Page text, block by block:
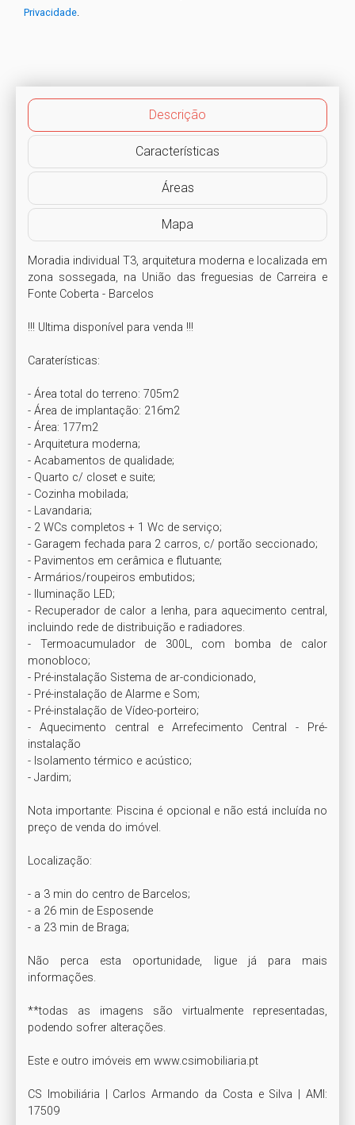
Privacidade
Descrição
Características
Áreas
Mapa
Moradia individual T3, arquitetura moderna e localizada em
zona sossegada, na União das freguesias de Carreira e
Fonte Coberta - Barcelos
!!! Ultima disponível para venda !!!
Caraterísticas:
- Área total do terreno: 705m2
- Área de implantação: 216m2
- Área: 177m2
- Arquitetura moderna;
- Acabamentos de qualidade;
- Quarto c/ closet e suite;
- Cozinha mobilada;
- Lavandaria;
- 2 WCs completos + 1 Wc de serviço;
- Garagem fechada para 2 carros, c/ portão seccionado;
- Pavimentos em cerâmica e flutuante;
- Armários/roupeiros embutidos;
- Iluminação LED;
- Recuperador de calor a lenha, para aquecimento central,
incluindo rede de distribuição e radiadores.
- Termoacumulador de 300L, com bomba de calor
monobloco;
- Pré-instalação Sistema de ar-condicionado,
- Pré-instalação de Alarme e Som;
- Pré-instalação de Vídeo-porteiro;
- Aquecimento central e Arrefecimento Central - Pré-
instalação
- Isolamento térmico e acústico;
- Jardim;
Nota importante: Piscina é opcional e não está incluída no
preço de venda do imóvel.
Localização:
- a 3 min do centro de Barcelos;
- a 26 min de Esposende
- a 23 min de Braga;
Não perca esta oportunidade, ligue já para mais
informações.
**todas as imagens são virtualmente representadas,
podendo sofrer alterações.
Este e outro imóveis em www.csimobiliaria.pt
CS Imobiliária | Carlos Armando da Costa e Silva | AMI:
17509